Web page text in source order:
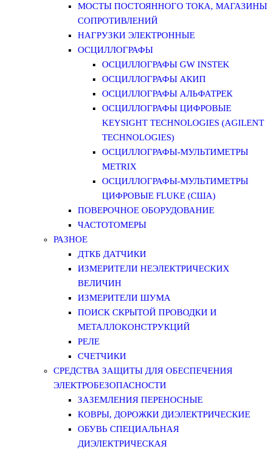
МОСТЫ ПОСТОЯННОГО ТОКА, МАГАЗИНЫ
СОПРОТИВЛЕНИЙ
НАГРУЗКИ ЭЛЕКТРОННЫЕ
ОСЦИЛЛОГРАФЫ
ОСЦИЛЛОГРАФЫ GW INSTEK
ОСЦИЛЛОГРАФЫ АКИП
ОСЦИЛЛОГРАФЫ АЛЬФАТРЕК
ОСЦИЛЛОГРАФЫ ЦИФРОВЫЕ
KEYSIGHT TECHNOLOGIES (AGILENT
TECHNOLOGIES)
ОСЦИЛЛОГРАФЫ-МУЛЬТИМЕТРЫ
METRIX
ОСЦИЛЛОГРАФЫ-МУЛЬТИМЕТРЫ
ЦИФРОВЫЕ FLUKE (США)
ПОВЕРОЧНОЕ ОБОРУДОВАНИЕ
ЧАСТОТОМЕРЫ
РАЗНОЕ
ДТКБ ДАТЧИКИ
ИЗМЕРИТЕЛИ НЕЭЛЕКТРИЧЕСКИХ
ВЕЛИЧИН
ИЗМЕРИТЕЛИ ШУМА
ПОИСК СКРЫТОЙ ПРОВОДКИ И
МЕТАЛЛОКОНСТРУКЦИЙ
РЕЛЕ
СЧЕТЧИКИ
СРЕДСТВА ЗАЩИТЫ ДЛЯ ОБЕСПЕЧЕНИЯ
ЭЛЕКТРОБЕЗОПАСНОСТИ
ЗАЗЕМЛЕНИЯ ПЕРЕНОСНЫЕ
КОВРЫ, ДОРОЖКИ ДИЭЛЕКТРИЧЕСКИЕ
ОБУВЬ СПЕЦИАЛЬНАЯ
ДИЭЛЕКТРИЧЕСКАЯ